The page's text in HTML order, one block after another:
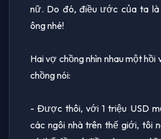
nữ. Do đó, điều ước của ta
ông nhé!
Hai vợ chồng nhìn nhau một
chồng nói:
- Được thôi, với 1 triệu USD
các ngôi nhà trên thế giới, tôi